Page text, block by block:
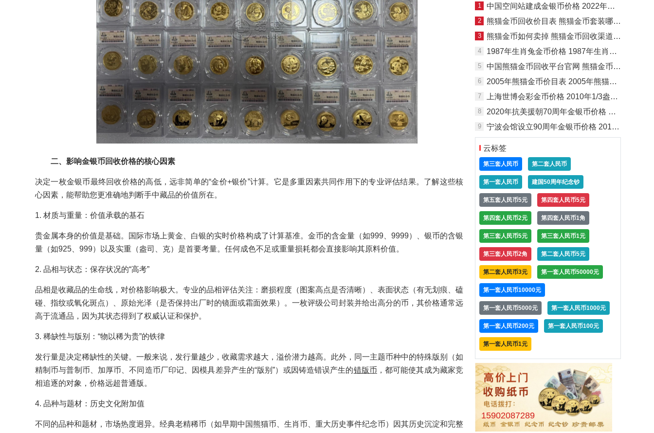
二、影响金银币回收价格的核心因素
决定一枚金银币最终回收价格的高低，远非简单的“金价+银价”计算。它是多重因素共同作用下的专业评估结果。了解这些核
心因素，能帮助您更准确地判断手中藏品的价值所在。
1. 材质与重量：价值承载的基石
贵金属本身的价值是基础。国际市场上黄金、白银的实时价格构成了计算基准。金币的含金量（如999、9999）、银币的含银
量（如925、999）以及实重（盎司、克）是首要考量。任何成色不足或重量损耗都会直接影响其原料价值。
2. 品相与状态：保存状况的“高考”
品相是收藏品的生命线，对价格影响极大。专业的品相评估关注：磨损程度（图案高点是否清晰）、表面状态（有无划痕、磕
碰、指纹或氧化斑点）、原始光泽（是否保持出厂时的镜面或霜面效果）。一枚评级公司封装并给出高分的币，其价格通常远
高于流通品，因为其状态得到了权威认证和保护。
3. 稀缺性与版别：“物以稀为贵”的铁律
发行量是决定稀缺性的关键。一般来说，发行量越少，收藏需求越大，溢价潜力越高。此外，同一主题币种中的特殊版别（如
精制币与普制币、加厚币、不同造币厂印记、因模具差异产生的“版别”）或因铸造错误产生的错版币 ，都可能使其成为藏家竞
相追逐的对象，价格远超普通版。
4. 品种与题材：历史文化附加值
不同的品种和题材，市场热度迥异。经典老精稀币（如早期中国熊猫币、生肖币、重大历史事件纪念币）因其历史沉淀和完整
1 中国空间站建成金银币价格 2022年中国空间站建成金银币收藏价值
2 熊猫金币回收价目表 熊猫金币套装哪里回收
3 熊猫金币如何卖掉 熊猫金币回收渠道有哪些
4 1987年生肖兔金币价格 1987年生肖兔金币市场价格
5 中国熊猫金币回收平台官网 熊猫金币回收电话
6 2005年熊猫金币价目表 2005年熊猫金币套装值多少钱
7 上海世博会彩金币价格 2010年1/3盎司上海世博会彩金币回收价格
8 2020年抗美援朝70周年金银币价格 抗美援朝70周年金银币多少钱
9 宁波会馆设立90周年金银币价格 2016年宁波会馆90周年金银币市场行情
云标签
第三套人民币 第二套人民币
第一套人民币 建国50周年纪念钞
第五套人民币5元 第四套人民币5元
第四套人民币2元 第四套人民币1角
第三套人民币5元 第三套人民币1元
第三套人民币2角 第二套人民币5元
第二套人民币3元 第一套人民币50000元
第一套人民币10000元
第一套人民币5000元 第一套人民币1000元
第一套人民币200元 第一套人民币100元
第一套人民币1元
15902087289